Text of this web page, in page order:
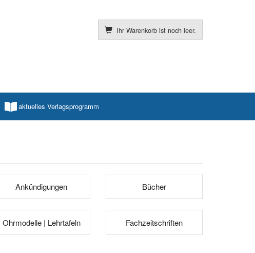
Ihr Warenkorb ist noch leer.
aktuelles Verlagsprogramm
Ankündigungen Bücher
Ohrmodelle | Lehrtafeln Fachzeitschriften